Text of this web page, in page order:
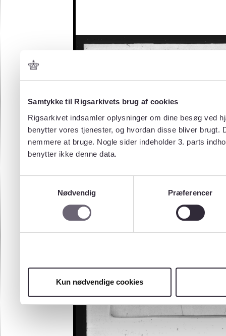
Samtykke til Rigsarkivets brug af cookies
Rigsarkivet indsamler oplysninger om dine besøg ved
benytter vores tjenester, og hvordan disse bliver
nemmere at bruge. Nogle sider indeholder 3. parts
benytter ikke denne data.
Nødvendig
Præferencer
Kun nødvendige cookies